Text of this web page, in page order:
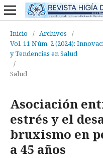
Inicio / Archivos
/
Vol. 11 Núm. 2 (2024):
y Tendencias en Salud
/
Salud
Asociación
estrés y el
bruxismo en
a 45 años